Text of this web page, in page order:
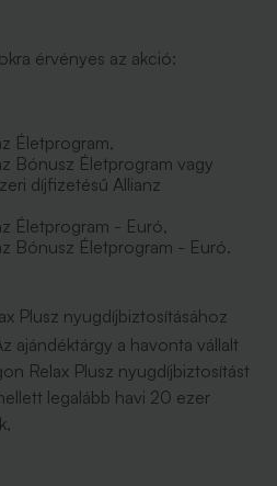
érvényes az akció:
Életprogram,
Bónusz Életprogram vagy
díjfizetésű Allianz
Életprogram - Euró,
Bónusz Életprogram - Euró.
Plusz nyugdíjbiztosításához
ajándéktárgy a havonta vállalt
Relax Plusz nyugdíjbiztosítást
legalább havi 20 ezer